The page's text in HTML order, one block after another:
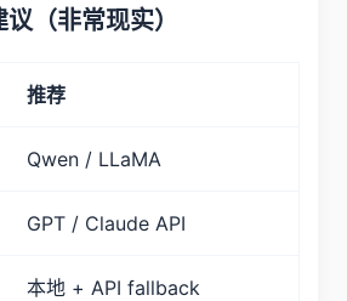
（非常现实）
推荐
Qwen / LLaMA
GPT / Claude API
本地 + API fallback